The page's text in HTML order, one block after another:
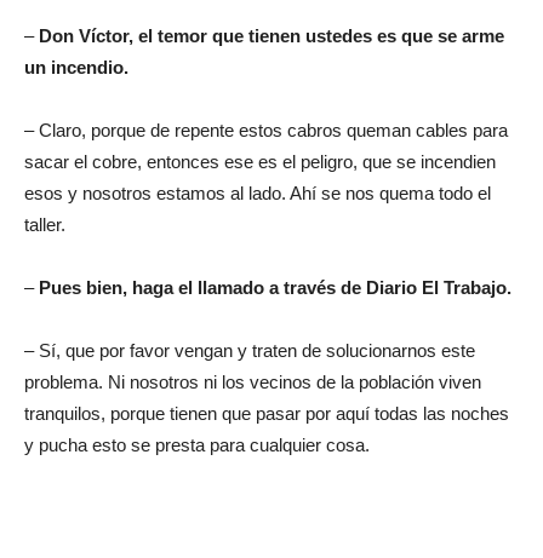
– Don Víctor, el temor que tienen ustedes es que se arme
un incendio.
– Claro, porque de repente estos cabros queman cables para
sacar el cobre, entonces ese es el peligro, que se incendien
esos y nosotros estamos al lado. Ahí se nos quema todo el
taller.
– Pues bien, haga el llamado a través de Diario El Trabajo.
– Sí, que por favor vengan y traten de solucionarnos este
problema. Ni nosotros ni los vecinos de la población viven
tranquilos, porque tienen que pasar por aquí todas las noches
y pucha esto se presta para cualquier cosa.